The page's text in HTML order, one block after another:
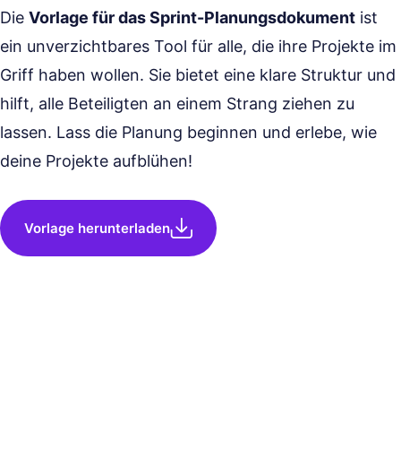
Die Vorlage für das Sprint-Planungsdokument ist
ein unverzichtbares Tool für alle, die ihre Projekte im
Griff haben wollen. Sie bietet eine klare Struktur und
hilft, alle Beteiligten an einem Strang ziehen zu
lassen. Lass die Planung beginnen und erlebe, wie
deine Projekte aufblühen!
Vorlage herunterladen